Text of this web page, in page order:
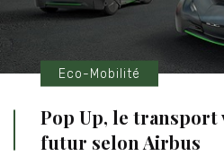
Eco-Mobilité
Pop Up, le transport
futur selon Airbus